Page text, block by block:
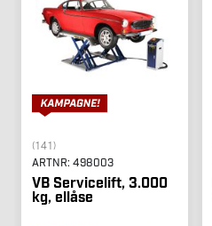
(141)
ARTNR: 498003
VB Servicelift, 3.000
kg, ellåse